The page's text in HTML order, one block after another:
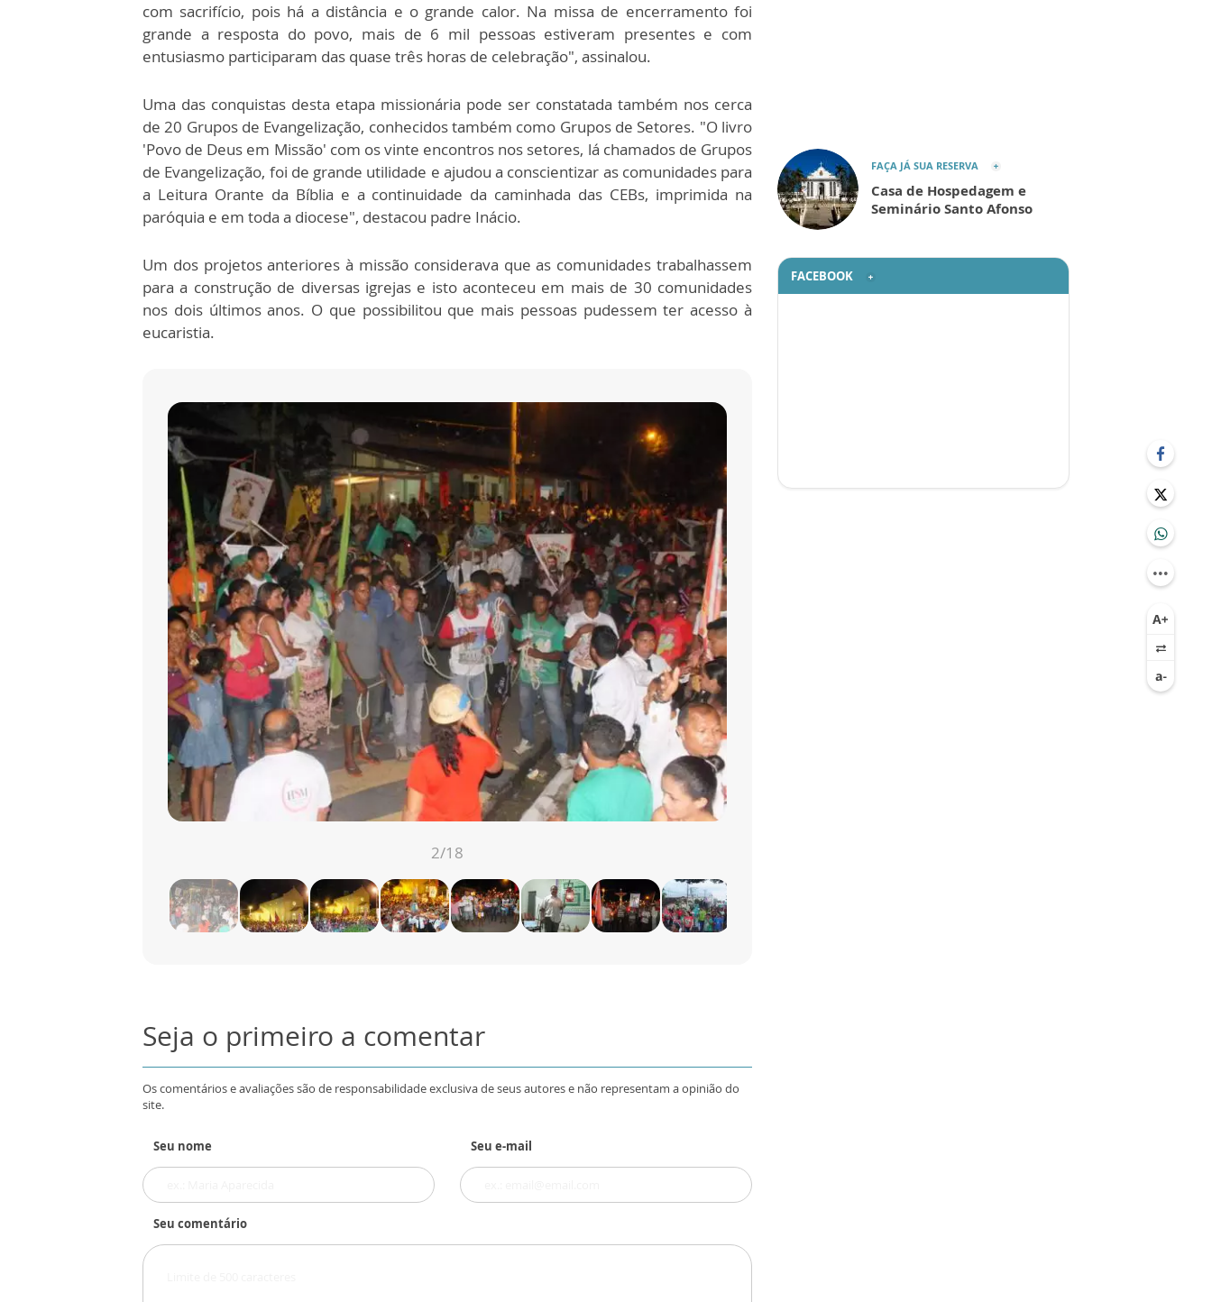
com sacrifício, pois há a distância e o grande calor. Na missa de encerramento foi
grande a resposta do povo, mais de 6 mil pessoas estiveram presentes e com
entusiasmo participaram das quase três horas de celebração", assinalou.
Uma das conquistas desta etapa missionária pode ser constatada também nos cerca
de 20 Grupos de Evangelização, conhecidos também como Grupos de Setores. "O livro
'Povo de Deus em Missão' com os vinte encontros nos setores, lá chamados de Grupos
de Evangelização, foi de grande utilidade e ajudou a conscientizar as comunidades para
a Leitura Orante da Bíblia e a continuidade da caminhada das CEBs, imprimida na
paróquia e em toda a diocese", destacou padre Inácio.
Um dos projetos anteriores à missão considerava que as comunidades trabalhassem
para a construção de diversas igrejas e isto aconteceu em mais de 30 comunidades
nos dois últimos anos. O que possibilitou que mais pessoas pudessem ter acesso à
eucaristia.
2/18
Seja o primeiro a comentar
Os comentários e avaliações são de responsabilidade exclusiva de seus autores e não representam a opinião do
site.
Seu nome Seu e-mail
Seu comentário
FAÇA JÁ SUA RESERVA
Casa de Hospedagem e
Seminário Santo Afonso
FACEBOOK